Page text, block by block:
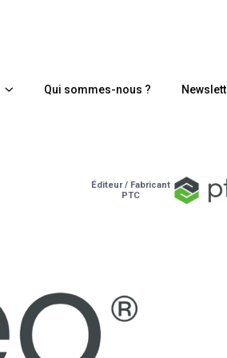
Qui sommes-nous ?
Éditeur / Fabricant
PTC